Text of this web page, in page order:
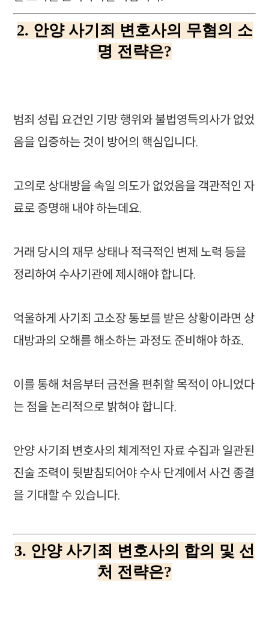
2. 안양 사기죄 변호사의 무혐의 소
명 전략은?
범죄 성립 요건인 기망 행위와 불법영득의사가 없었
음을 입증하는 것이 방어의 핵심입니다.
고의로 상대방을 속일 의도가 없었음을 객관적인 자
료로 증명해 내야 하는데요.
거래 당시의 재무 상태나 적극적인 변제 노력 등을
정리하여 수사기관에 제시해야 합니다.
억울하게 사기죄 고소장 통보를 받은 상황이라면 상
대방과의 오해를 해소하는 과정도 준비해야 하죠.
이를 통해 처음부터 금전을 편취할 목적이 아니었다
는 점을 논리적으로 밝혀야 합니다.
안양 사기죄 변호사의 체계적인 자료 수집과 일관된
진술 조력이 뒷받침되어야 수사 단계에서 사건 종결
을 기대할 수 있습니다.
3. 안양 사기죄 변호사의 합의 및 선
처 전략은?